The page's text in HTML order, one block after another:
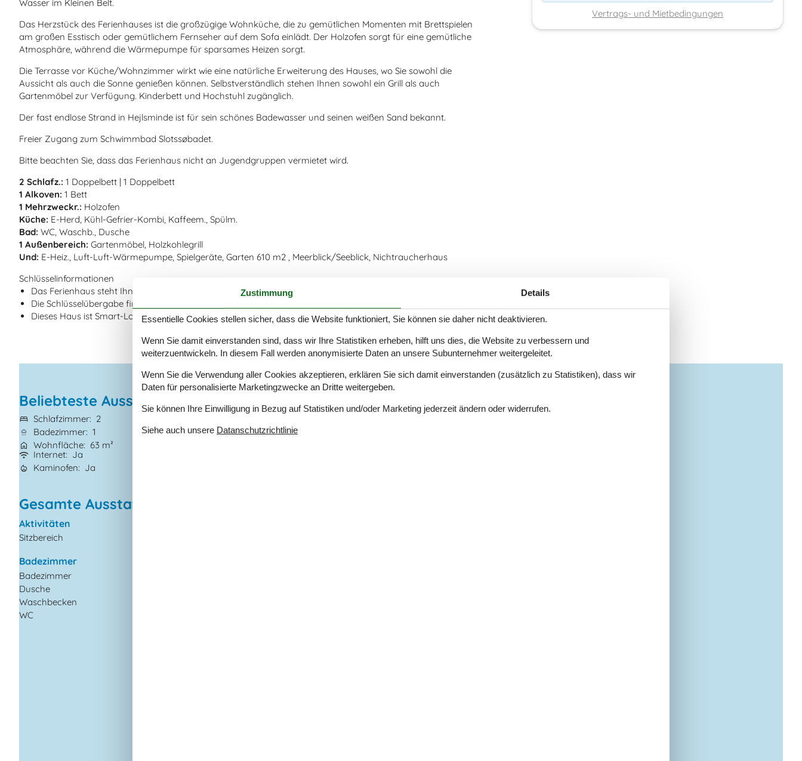
Wasser im Kleinen Belt.
Das Herzstück des Ferienhauses ist die großzügige Wohnküche, die zu gemütlichen Momenten mit Brettspielen
am großen Esstisch oder gemütlichem Fernseher auf dem Sofa einlädt. Der Holzofen sorgt für eine gemütliche
Atmosphäre, während die Wärmepumpe für sparsames Heizen sorgt.
Die Terrasse vor Küche/Wohnzimmer wirkt wie eine natürliche Erweiterung des Hauses, wo Sie sowohl die
Aussicht als auch die Sonne genießen können. Selbstverständlich stehen Ihnen sowohl ein Grill als auch
Gartenmöbel zur Verfügung. Kinderbett und Hochstuhl zugänglich.
Der fast endlose Strand in Hejlsminde ist für sein schönes Badewasser und seinen weißen Sand bekannt.
Freier Zugang zum Schwimmbad Slotssøbadet.
Bitte beachten Sie, dass das Ferienhaus nicht an Jugendgruppen vermietet wird.
2 Schlafz.: 1 Doppelbett | 1 Doppelbett
1 Alkoven: 1 Bett
1 Mehrzweckr.: Holzofen
Küche: E-Herd, Kühl-Gefrier-Kombi, Kaffeem., Spülm.
Bad: WC, Waschb., Dusche
1 Außenbereich: Gartenmöbel, Holzkohlegrill
Und: E-Heiz., Luft-Luft-Wärmepumpe, Spielgeräte, Garten 610 m2 , Meerblick/Seeblick, Nichtraucherhaus
Schlüsselinformationen
Das Ferienhaus steht Ihnen am Anreisetag ab 16:00 Uhr zur Verfügung.
Die Schlüsselübergabe findet am Haus statt.
Dieses Haus ist Smart-Lock-fähig
Beliebteste Ausstattungen
Schlafzimmer
2
Badezimmer 1
Wohnfläche
63 m²
Kurzurlaub möglich Ja
Internet
Ja
Kaminofen
Ja
Gesamte Ausstattung
Aktivitäten
Sitzbereich
Badezimmer
Badezimmer
Dusche
Waschbecken
WC
Vertrags- und Mietbedingungen
Zustimmung Details
Essentielle Cookies stellen sicher, dass die Website funktioniert, Sie können sie daher nicht deaktivieren.
Wenn Sie damit einverstanden sind, dass wir Ihre Statistiken erheben, hilft uns dies, die Website zu verbessern und
weiterzuentwickeln. In diesem Fall werden anonymisierte Daten an unsere Subunternehmer weitergeleitet.
Wenn Sie die Verwendung aller Cookies akzeptieren, erklären Sie sich damit einverstanden (zusätzlich zu Statistiken), dass wir
Daten für personalisierte Marketingzwecke an Dritte weitergeben.
Sie können Ihre Einwilligung in Bezug auf Statistiken und/oder Marketing jederzeit ändern oder widerrufen.
Siehe auch unsere Datanschutzrichtlinie